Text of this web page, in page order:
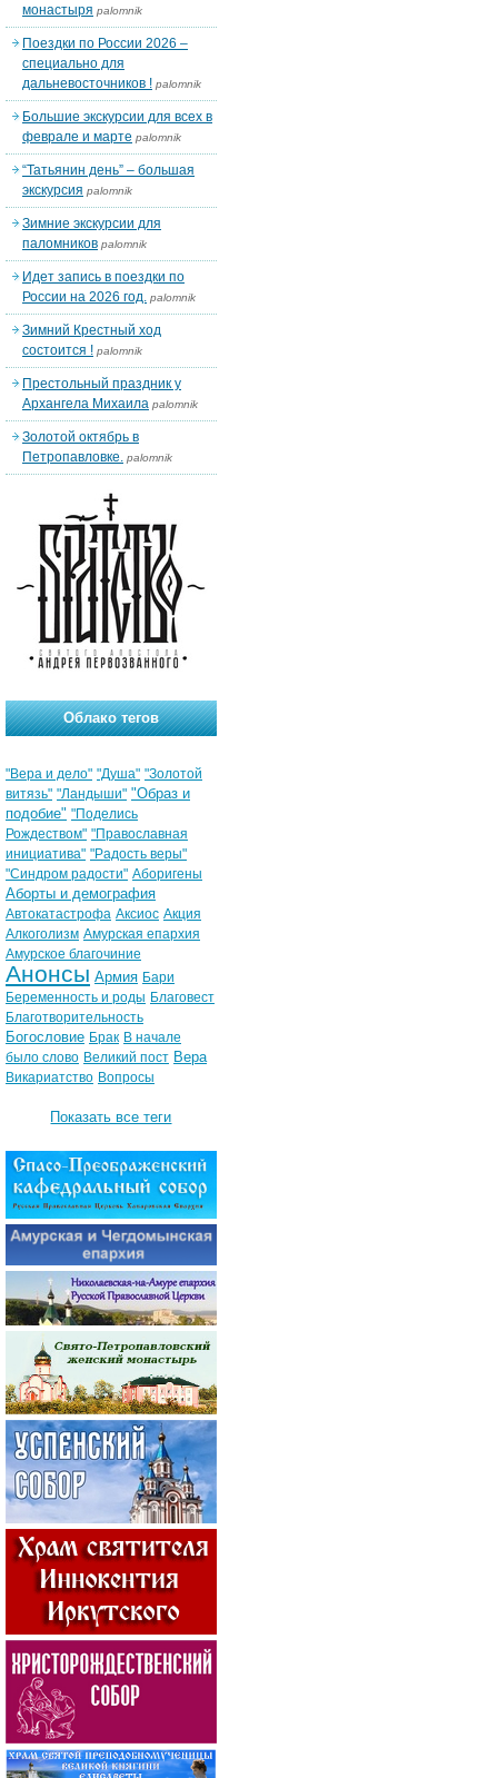
монастыря palomnik
Поездки по России 2026 –
специально для
дальневосточников ! palomnik
Большие экскурсии для всех в
феврале и марте palomnik
“Татьянин день” – большая
экскурсия palomnik
Зимние экскурсии для
паломников palomnik
Идет запись в поездки по
России на 2026 год. palomnik
Зимний Крестный ход
состоится ! palomnik
Престольный праздник у
Архангела Михаила palomnik
Золотой октябрь в
Петропавловке. palomnik
Облако тегов
"Вера и дело" "Душа" "Золотой
витязь" "Ландыши" "Образ и
подобие" "Поделись
Рождеством" "Православная
инициатива" "Радость веры"
"Синдром радости" Аборигены
Аборты и демография
Автокатастрофа Аксиос Акция
Алкоголизм Амурская епархия
Амурское благочиние
Анонсы Армия Бари
Беременность и роды Благовест
Благотворительность
Богословие Брак В начале
было слово Великий пост Вера
Викариатство Вопросы
Показать все теги